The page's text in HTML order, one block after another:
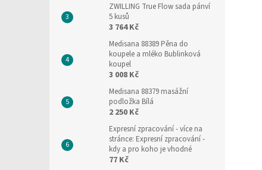
ZWILLING True Flow sada pánví
5 kusů
3 764 Kč
Medisana 88389 Pěna do
koupele a mléko Bublinková
koupel
3 008 Kč
Medisana 88379 masážní
podložka Bílá
2 250 Kč
Expresní zpracování- více na
stránce: Expresní zpracování -
kdy a pro koho je vhodné
77 Kč